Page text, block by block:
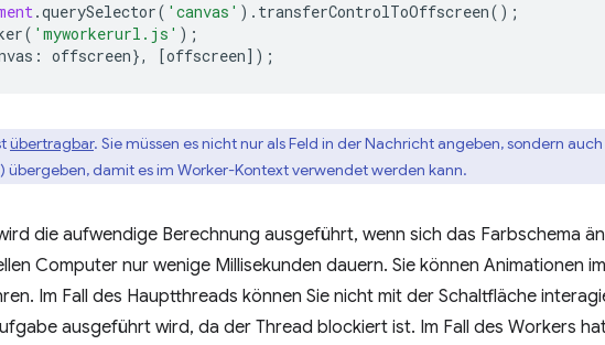
.querySelector( 'canvas' ). transferControlToOffscreen();
( 'myworkerurl.js' );
: offscreen}, [offscreen]);
übertragbar. Sie müssen es nicht nur als Feld in der Nachricht angeben, sondern
übergeben, damit es im Worker-Kontext verwendet werden kann.
die aufwendige Berechnung ausgeführt, wenn sich das Farbschema
Computer nur wenige Millisekunden dauern. Sie können Animationen
Im Fall des Hauptthreads können Sie nicht mit der Schaltfläche
ausgeführt wird, da der Thread blockiert ist. Im Fall des Workers